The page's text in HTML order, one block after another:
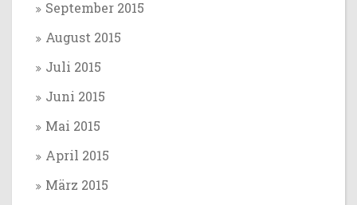
September 2015
August 2015
Juli 2015
Juni 2015
Mai 2015
April 2015
März 2015